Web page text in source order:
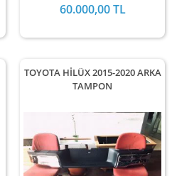
60.000,00 TL
TOYOTA HİLÜX 2015-2020 ARKA
TAMPON